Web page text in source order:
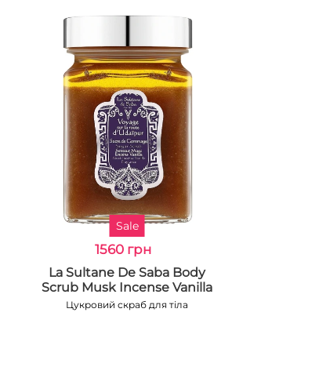
Sale
1560 грн
La Sultane De Saba Body
Scrub Musk Incense Vanilla
Цукровий скраб для тіла